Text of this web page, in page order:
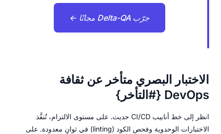
جرّب Delta-QA مجانًا ←
الاختبار البصري متأخر عن ثقافة
DevOps {#التأخر}
انظر إلى خط أنابيب CI/CD حديث. على مستوى الالتزام، تُنفَّذ
الاختبارات الوحدوية وفحص الكود (linting) في ثوانٍ معدودة. على